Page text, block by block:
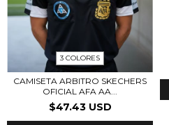
3 COLORES
CAMISETA ARBITRO SKECHERS
OFICIAL AFA AA...
$47.43 USD